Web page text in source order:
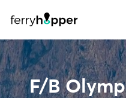
F/B